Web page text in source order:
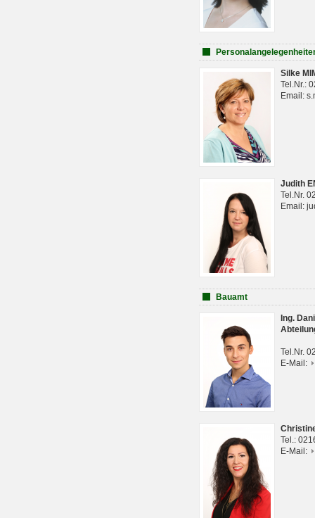
Silke
Tel.Nr.:
Email:
Judith
Tel.Nr.
Email:
Bauamt
Ing.
Tel.Nr.
E-Mail:
Tel.:
E-Mail: